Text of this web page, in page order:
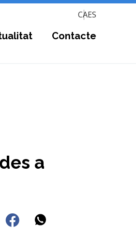
CAES
Contacte
a